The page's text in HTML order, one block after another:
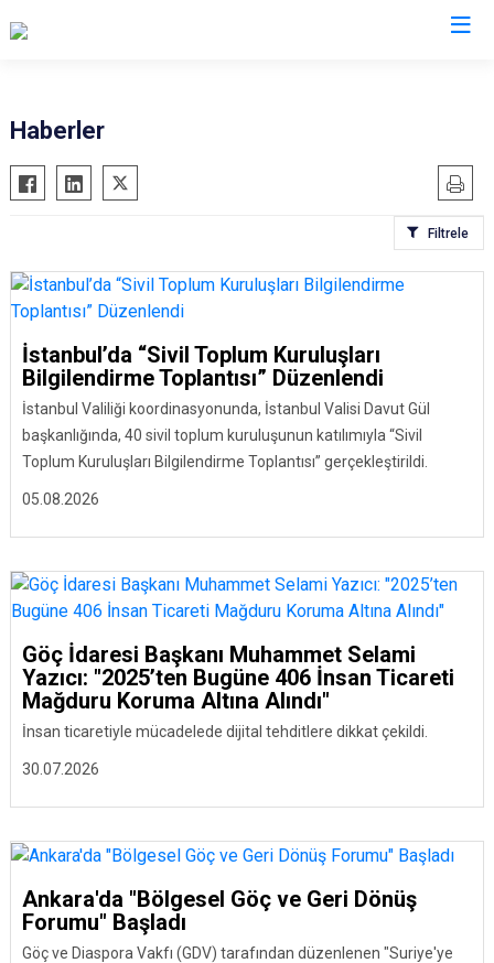
Haberler
Filtrele
05.08.2026
İstanbul’da “Sivil Toplum Kuruluşları
Bilgilendirme Toplantısı” Düzenlendi
İstanbul Valiliği koordinasyonunda, İstanbul Valisi Davut Gül
başkanlığında, 40 sivil toplum kuruluşunun katılımıyla “Sivil
Toplum Kuruluşları Bilgilendirme Toplantısı” gerçekleştirildi.
30.07.2026
Göç İdaresi Başkanı Muhammet Selami
Yazıcı: "2025’ten Bugüne 406 İnsan Ticareti
Mağduru Koruma Altına Alındı"
İnsan ticaretiyle mücadelede dijital tehditlere dikkat çekildi.
Ankara'da "Bölgesel Göç ve Geri Dönüş
Forumu" Başladı
Göç ve Diaspora Vakfı (GDV) tarafından düzenlenen "Suriye'ye